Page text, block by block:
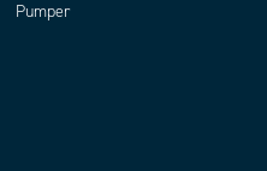
Pumper